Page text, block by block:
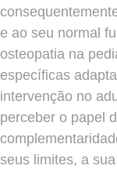
e ao seu normal
osteopatia na
específicas
intervenção no
perceber o papel
seus limites, a